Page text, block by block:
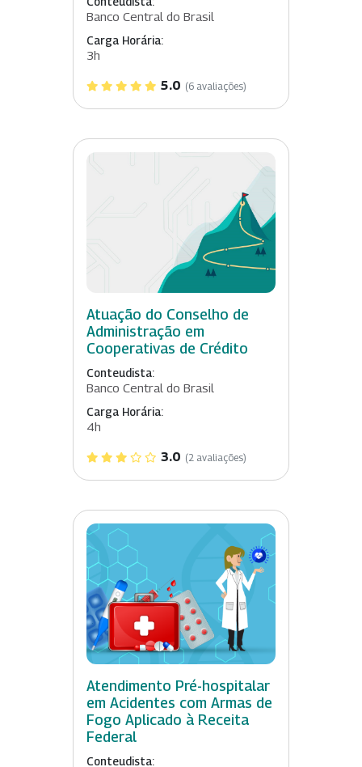
Banco Central do Brasil
Carga Horária:
3h
5.0 (6 avaliações)
Atuação do Conselho de
Administração em
Cooperativas de Crédito
Conteudista:
Banco Central do Brasil
Carga Horária:
4h
3.0 (2 avaliações)
Atendimento Pré-hospitalar
em Acidentes com Armas de
Fogo Aplicado à Receita
Federal
Conteudista: